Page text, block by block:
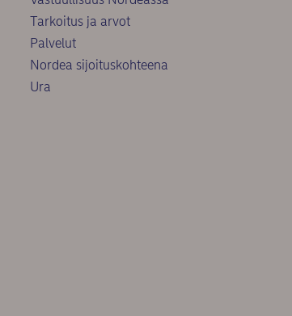
Tarkoitus ja arvot
Palvelut
Nordea sijoituskohteena
Ura